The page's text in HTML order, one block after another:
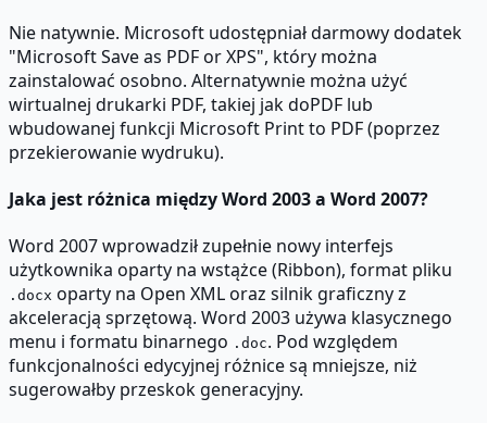
Nie natywnie. Microsoft udostępniał darmowy dodatek
"Microsoft Save as PDF or XPS", który można
zainstalować osobno. Alternatywnie można użyć
wirtualnej drukarki PDF, takiej jak doPDF lub
wbudowanej funkcji Microsoft Print to PDF (poprzez
przekierowanie wydruku).
Jaka jest różnica między Word 2003 a Word 2007?
Word 2007 wprowadził zupełnie nowy interfejs
użytkownika oparty na wstążce (Ribbon), format pliku
.docx oparty na Open XML oraz silnik graficzny z
akceleracją sprzętową. Word 2003 używa klasycznego
menu i formatu binarnego .doc. Pod względem
funkcjonalności edycyjnej różnice są mniejsze, niż
sugerowałby przeskok generacyjny.